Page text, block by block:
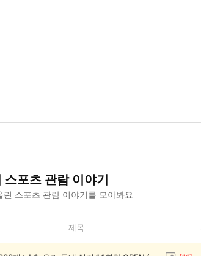
스포츠 관람이야기
린 스포츠 관람 이야기를 모아봐요
제목